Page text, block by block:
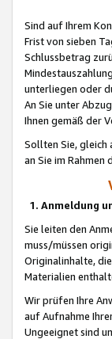
Sind auf Ihrem
Frist von sieben
Schlussbetrag
unterliegen oder
An Sie unter
Ihnen gemäß der
Sollten Sie, gleich
an Sie im
1. Anmeldung
Sie leiten den
muss/müssen
Originalinhalte,
Materialien
Wir prüfen Ihre
auf Aufnahme
Ungeeignet sind